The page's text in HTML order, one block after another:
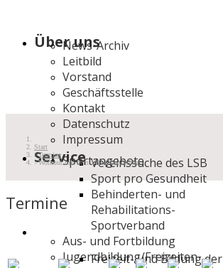
Über uns
News-Archiv
Leitbild
Vorstand
Geschäftsstelle
Kontakt
Datenschutz
Impressum
ServiceSportangebote
Vereinssuche des LSB
Sport pro Gesundheit
Behinderten- und
Rehabilitations-
Sportverband
Aus- und Fortbildung
Jugendbildung/Freizeiten
Freizeit- und Bildung der
Start
Termine
Workout mit dem VfB Oberweimar
Termine